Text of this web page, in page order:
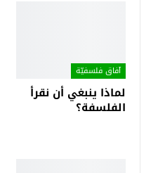
آفاق فلسفيّة‎
لماذا ينبغي أن نقرأ
الفلسفة؟